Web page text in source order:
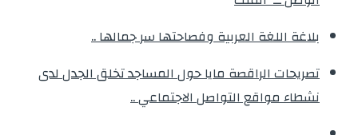
بلاغة اللغة العربية وفصاحتها سر جمالها ..
تصريحات الراقصة مايا حول المساجد تخلق الجدل لدى
نشطاء مواقع التواصل الاجتماعي ..